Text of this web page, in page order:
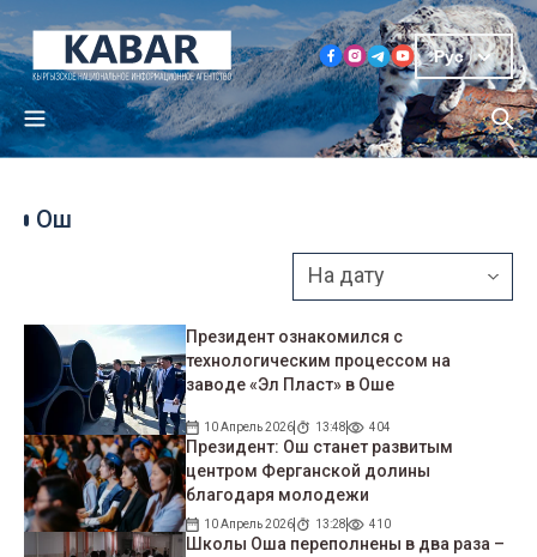
Рус
Ош
Президент ознакомился с
технологическим процессом на
заводе «Эл Пласт» в Оше
10 Апрель 2026 13:48 404
Президент: Ош станет развитым
центром Ферганской долины
благодаря молодежи
10 Апрель 2026 13:28 410
Школы Оша переполнены в два раза –